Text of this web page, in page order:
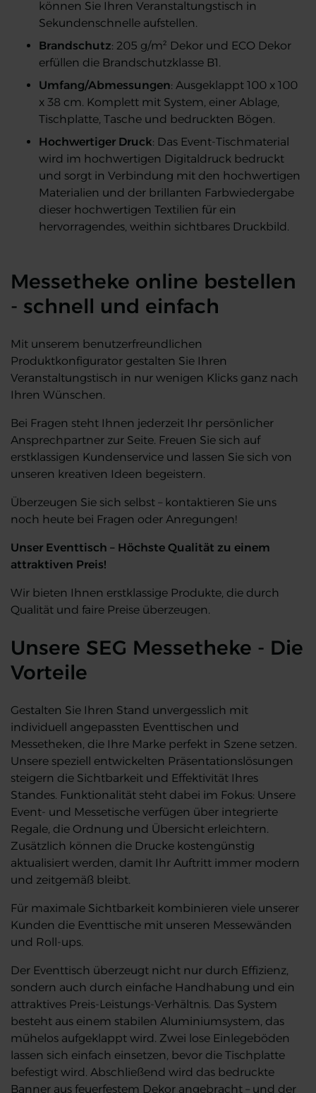
können Sie Ihren Veranstaltungstisch in
Sekundenschnelle aufstellen.
Brandschutz: 205 g/m² Dekor und ECO Dekor
erfüllen die Brandschutzklasse B1.
Umfang/Abmessungen: Ausgeklappt 100 x 100
x 38 cm. Komplett mit System, einer Ablage,
Tischplatte, Tasche und bedruckten Bögen.
Hochwertiger Druck: Das Event-Tischmaterial
wird im hochwertigen Digitaldruck bedruckt
und sorgt in Verbindung mit den hochwertigen
Materialien und der brillanten Farbwiedergabe
dieser hochwertigen Textilien für ein
hervorragendes, weithin sichtbares Druckbild.
Messetheke online bestellen
- schnell und einfach
Mit unserem benutzerfreundlichen
Produktkonfigurator gestalten Sie Ihren
Veranstaltungstisch in nur wenigen Klicks ganz nach
Ihren Wünschen.
Bei Fragen steht Ihnen jederzeit Ihr persönlicher
Ansprechpartner zur Seite. Freuen Sie sich auf
erstklassigen Kundenservice und lassen Sie sich von
unseren kreativen Ideen begeistern.
Überzeugen Sie sich selbst – kontaktieren Sie uns
noch heute bei Fragen oder Anregungen!
Unser Eventtisch – Höchste Qualität zu einem
attraktiven Preis!
Wir bieten Ihnen erstklassige Produkte, die durch
Qualität und faire Preise überzeugen.
Unsere SEG Messetheke - Die
Vorteile
Gestalten Sie Ihren Stand unvergesslich mit
individuell angepassten Eventtischen und
Messetheken, die Ihre Marke perfekt in Szene setzen.
Unsere speziell entwickelten Präsentationslösungen
steigern die Sichtbarkeit und Effektivität Ihres
Standes. Funktionalität steht dabei im Fokus: Unsere
Event- und Messetische verfügen über integrierte
Regale, die Ordnung und Übersicht erleichtern.
Zusätzlich können die Drucke kostengünstig
aktualisiert werden, damit Ihr Auftritt immer modern
und zeitgemäß bleibt.
Für maximale Sichtbarkeit kombinieren viele unserer
Kunden die Eventtische mit unseren Messewänden
und Roll-ups.
Der Eventtisch überzeugt nicht nur durch Effizienz,
sondern auch durch einfache Handhabung und ein
attraktives Preis-Leistungs-Verhältnis. Das System
besteht aus einem stabilen Aluminiumsystem, das
mühelos aufgeklappt wird. Zwei lose Einlegeböden
lassen sich einfach einsetzen, bevor die Tischplatte
befestigt wird. Abschließend wird das bedruckte
Banner aus feuerfestem Dekor angebracht – und der